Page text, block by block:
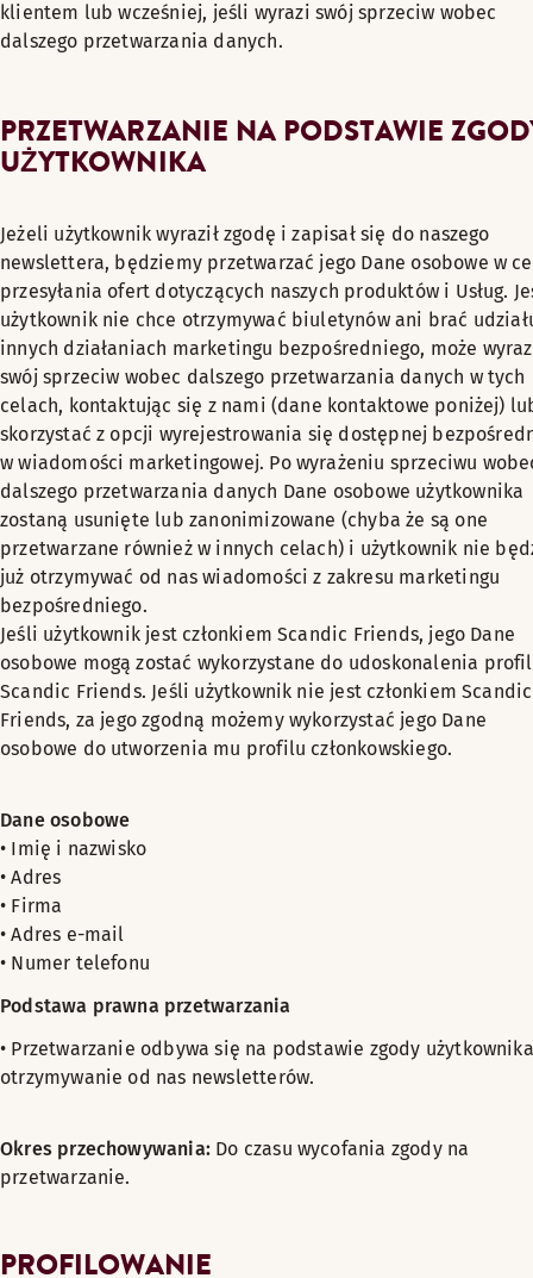
klientem lub wcześniej, jeśli wyrazi swój sprzeciw wobec
dalszego przetwarzania danych.
PRZETWARZANIE NA PODSTAWIE
UŻYTKOWNIKA
Jeżeli użytkownik wyraził zgodę i zapisał się do naszego
newslettera, będziemy przetwarzać jego Dane osobowe w
przesyłania ofert dotyczących naszych produktów i Usług.
użytkownik nie chce otrzymywać biuletynów ani brać
innych działaniach marketingu bezpośredniego, może
swój sprzeciw wobec dalszego przetwarzania danych w tych
celach, kontaktując się z nami (dane kontaktowe poniżej)
skorzystać z opcji wyrejestrowania się dostępnej
w wiadomości marketingowej. Po wyrażeniu sprzeciwu
dalszego przetwarzania danych Dane osobowe użytkownika
zostaną usunięte lub zanonimizowane (chyba że są one
przetwarzane również w innych celach) i użytkownik nie
już otrzymywać od nas wiadomości z zakresu marketingu
bezpośredniego.
Jeśli użytkownik jest członkiem Scandic Friends, jego Dane
osobowe mogą zostać wykorzystane do udoskonalenia
Scandic Friends. Jeśli użytkownik nie jest członkiem Scandic
Friends, za jego zgodną możemy wykorzystać jego Dane
osobowe do utworzenia mu profilu członkowskiego.
Dane osobowe
• Imię i nazwisko
• Adres
• Firma
• Adres e-mail
• Numer telefonu
Podstawa prawna przetwarzania
• Przetwarzanie odbywa się na podstawie zgody
otrzymywanie od nas newsletterów.
Okres przechowywania: Do czasu wycofania zgody na
przetwarzanie.
PROFILOWANIE